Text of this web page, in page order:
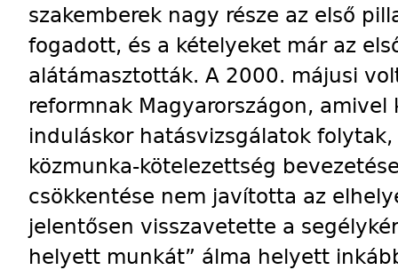
szakemberek nagy része az első
fogadott, és a kételyeket már az
alátámasztották. A 2000. májusi
reformnak Magyarországon,
induláskor hatásvizsgálatok
közmunka-kötelezettség
csökkentése nem javította az
jelentősen visszavetette a
helyett munkát” álma helyett